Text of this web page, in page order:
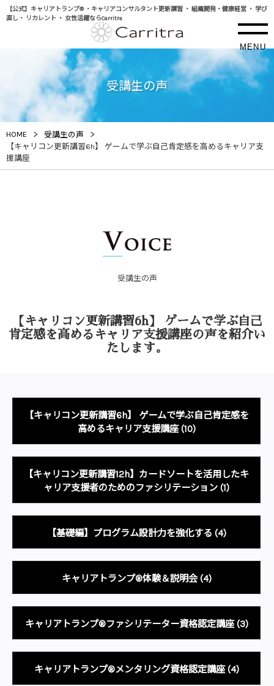
【公式】キャリアトランプ® ・キャリアコンサルタント更新講習 ・ 組織開発・健康経営 ・ 学び
直し・ リカレント ・ 女性活躍ならCarritra
MENU
受講生の声
HOME > 受講生の声 >
【キャリコン更新講習6h】 ゲームで学ぶ自己肯定感を高めるキャリア支
援講座
受講生の声
【キャリコン更新講習6h】 ゲームで学ぶ自己
肯定感を高めるキャリア支援講座の声を紹介い
たします。
【キャリコン更新講習6h】 ゲームで学ぶ自己肯定感を
高めるキャリア支援講座(10)
【キャリコン更新講習12h】カードソートを活用したキ
ャリア支援者のためのファシリテーション (1)
【基礎編】プログラム設計力を強化する (4)
キャリアトランプ®体験＆説明会(4)
キャリアトランプ®ファシリテーター資格認定講座(3)
キャリアトランプ®メンタリング資格認定講座(4)